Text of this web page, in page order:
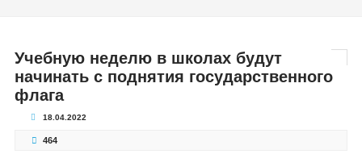
Учебную неделю в школах будут
начинать с поднятия государственного
флага
18.04.2022
464